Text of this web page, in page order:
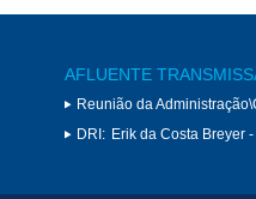
AFLUENTE
Reunião da
DRI: Erik da Costa Breyer